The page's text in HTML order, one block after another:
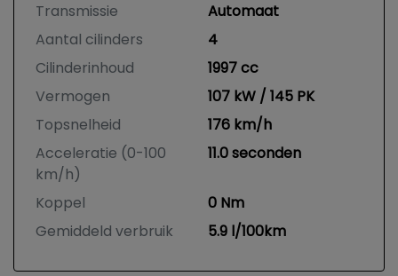
Transmissie
Automaat
Aantal cilinders
4
Cilinderinhoud
1997 cc
Vermogen
107 kW / 145 PK
Topsnelheid
176 km/h
Acceleratie (0-100
km/h)
11.0 seconden
Koppel
0 Nm
Gemiddeld verbruik
5.9 l/100km